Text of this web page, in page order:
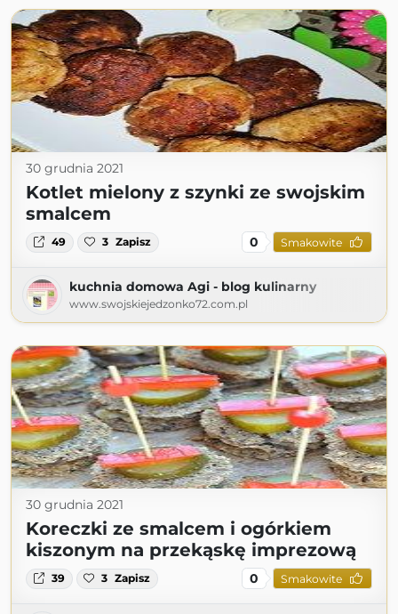
30 grudnia 2021
Kotlet mielony z szynki ze swojskim
smalcem
49 3 Zapisz 0 Smakowite
kuchnia domowa Agi - blog kulinarny
www.swojskiejedzonko72.com.pl
30 grudnia 2021
Koreczki ze smalcem i ogórkiem
kiszonym na przekąskę imprezową
39 3 Zapisz 0 Smakowite